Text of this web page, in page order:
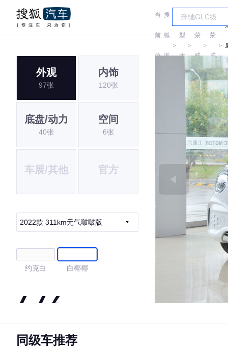
当
前
位
搜
狐
汽
＞
车
型
大
＞
荣
威
＞
荣
威
＞
外观
97张
内饰
120张
底盘/动力
40张
空间
6张
车展/其他 官方
2022款 311km元气啵啵版
约克白 白椰椰
4.46
·外观表现一般，低于58%同级车
同级车推荐